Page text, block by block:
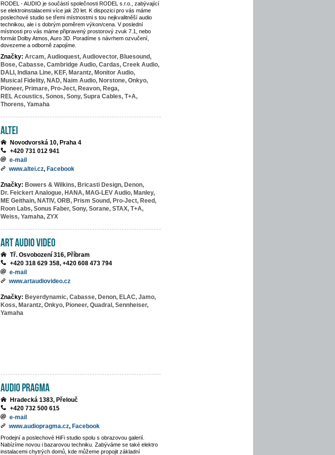
RODEL - AUDIO je součástí společnosti RODEL s.r.o., zabývající
se elektroinstalacemi více jak 20 let. K dispozici pro vás máme
poslechové studio se třemi místnostmi s tou nejkvalitněší audio
technikou, ale i s dobrým poměrem výkon/cena. V poslední
místnosti pro vás máme připravený prostorový zvuk 7.1, nebo
formát Dolby Atmos, Auro 3D. Poradíme s návrhem ozvučení,
dovezeme a odborně zapojíme.
Značky: Arcam, Audioquest, Audiovector, Bluesound,
Bose, Cabasse, Cambridge Audio, Cardas, Creek Audio,
DALI, Indiana Line, KEF, Marantz, Monitor Audio,
Musical Fidelity, NAD, Naim Audio, Norstone, Onkyo,
Pioneer, Primare, Pro-Ject, Reavon, Rega,
REL Acoustics, Sonos, Sony, Supra Cables, T+A,
Thorens, Yamaha
ALTEI
Novodvorská 10, Praha 4
+420 731 012 941
e-mail
www.altei.cz, Facebook
Značky: Bowers & Wilkins, Bricasti Design, Denon,
Dr. Feickert Analogue, HANA, MAG-LEV Audio, Manley,
ME Geithain, NATIV, ORB, Prism Sound, Pro-Ject, Reed,
Roon Labs, Sonus Faber, Sony, Sorane, STAX, T+A,
Weiss, Yamaha, ZYX
Art Audio Video
Tř. Osvobození 316, Příbram
+420 318 629 358, +420 608 473 794
e-mail
www.artaudiovideo.cz
Značky: Beyerdynamic, Cabasse, Denon, ELAC, Jamo,
Koss, Marantz, Onkyo, Pioneer, Quadral, Sennheiser,
Yamaha
Audio Pragma
Hradecká 1383, Přelouč
+420 732 500 615
e-mail
www.audiopragma.cz, Facebook
Prodejní a poslechové HiFi studio spolu s obrazovou galerií.
Nabízíme novou i bazarovou techniku. Zabýváme se také elektro
instalacemi chytrých domů, kde můžeme propojit základní